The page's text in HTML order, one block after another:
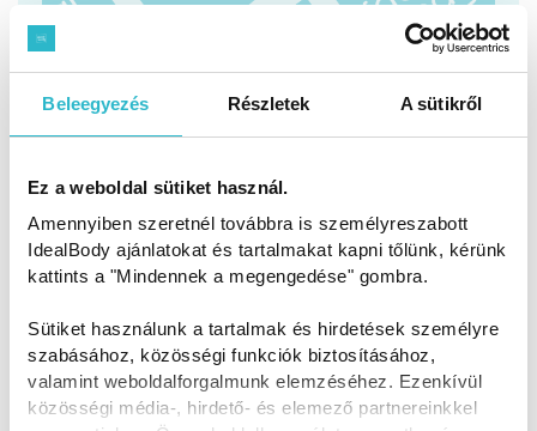
Beleegyezés Részletek A sütikről
Ez a weboldal sütiket használ.
Amennyiben szeretnél továbbra is személyreszabott
IdealBody ajánlatokat és tartalmakat kapni tőlünk, kérünk
kattints a "Mindennek a megengedése" gombra.
Sütiket használunk a tartalmak és hirdetések személyre
szabásához, közösségi funkciók biztosításához,
valamint weboldalforgalmunk elemzéséhez. Ezenkívül
közösségi média-, hirdető- és elemező partnereinkkel
instagram.com/IdealBody_Magyarorszag/
Legnépszerűbb
termékeink: